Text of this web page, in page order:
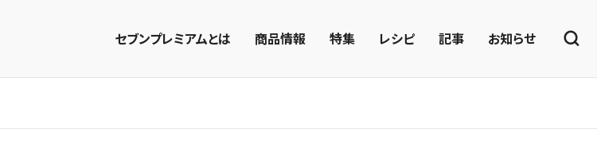
セブンプレミアムとは 商品情報 特集 レシピ 記事 お知らせ